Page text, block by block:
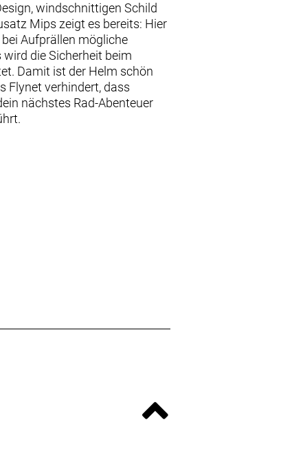
windschnittigen Schild
Mips zeigt es bereits: Hier
Aufprällen mögliche
die Sicherheit beim
Damit ist der Helm schön
Flynet verhindert, dass
nächstes Rad-Abenteuer